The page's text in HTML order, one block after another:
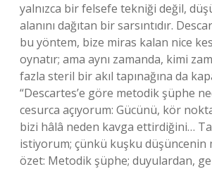
yalnızca bir felsefe tekniği değil,
alanını dağıtan bir sarsıntıdır.
bu yöntem, bize miras kalan nice
oynatır; ama aynı zamanda, kimi
fazla steril bir akıl tapınağına da
“Descartes’e göre metodik şüphe
cesurca açıyorum: Gücünü, kör
bizi hâlâ neden kavga ettirdiğini…
istiyorum; çünkü kuşku düşüncenin
özet: Metodik şüphe; duyulardan,